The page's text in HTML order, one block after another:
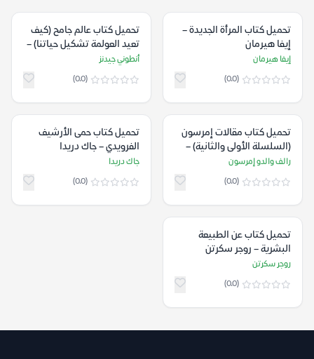
تحميل كتاب المرأة الجديدة –
إيفا هيرمان
إيفا هيرمان
(0.0)
تحميل كتاب عالم جامح (كيف
تعيد العولمة تشكيل حياتنا) –
أنطوني جيدنز
أنطوني جيدنز
(0.0)
تحميل كتاب مقالات إمرسون
(السلسلة الأولى والثانية) –
رالف والدو إمرسون
رالف والدو إمرسون
(0.0)
تحميل كتاب حمى الأرشيف
الفرويدي – جاك دريدا
جاك دريدا
(0.0)
تحميل كتاب عن الطبيعة
البشرية – روجر سكرتن
روجر سكرتن
(0.0)